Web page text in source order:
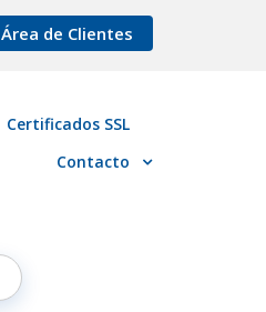
Área de Clientes
Certificados SSL
Contacto